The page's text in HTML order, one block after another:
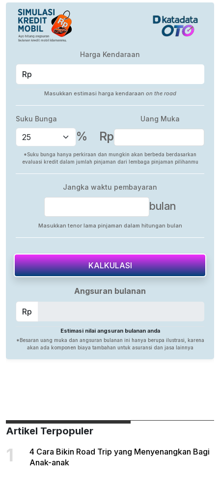
Artikel Terpopuler
1
4 Cara Bikin Road Trip yang Menyenangkan Bagi
Anak-anak